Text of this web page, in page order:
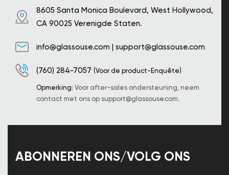
8605 Santa Monica Boulevard, West Hollywood,
CA 90025 Verenigde Staten.
info@glassouse.com | support@glassouse.com
(760) 284-7057 (Voor de product-Enquête)
Opmerking: Voor after-sales ondersteuning, neem
contact met ons op support@glassouse.com.
ABONNEREN ONS/VOLG ONS